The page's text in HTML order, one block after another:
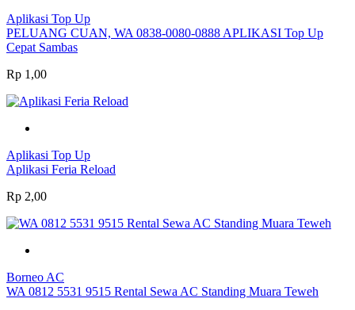
Aplikasi Top Up
PELUANG CUAN, WA 0838-0080-0888 APLIKASI Top Up
Cepat Sambas
Rp 1,00
Aplikasi Top Up
Aplikasi Feria Reload
Rp 2,00
Borneo AC
WA 0812 5531 9515 Rental Sewa AC Standing Muara Teweh